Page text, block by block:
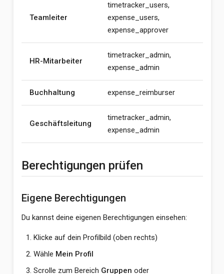
Teamleiter
timetracker_users,
expense_users,
expense_approver
HR-Mitarbeiter
timetracker_admin,
expense_admin
Buchhaltung expense_reimburser
Geschäftsleitung
timetracker_admin,
expense_admin
Berechtigungen prüfen
Eigene Berechtigungen
Du kannst deine eigenen Berechtigungen einsehen:
Klicke auf dein Profilbild (oben rechts)
Wähle Mein Profil
Scrolle zum Bereich Gruppen oder